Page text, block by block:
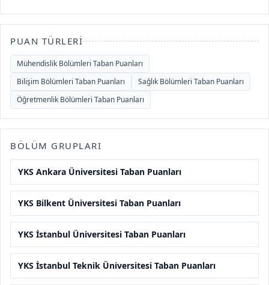
PUAN TÜRLERI
Mühendislik Bölümleri Taban Puanları
Bilişim Bölümleri Taban Puanları
Sağlık Bölümleri Taban Puanları
Öğretmenlik Bölümleri Taban Puanları
BÖLÜM GRUPLARI
YKS Ankara Üniversitesi Taban Puanları
YKS Bilkent Üniversitesi Taban Puanları
YKS İstanbul Üniversitesi Taban Puanları
YKS İstanbul Teknik Üniversitesi Taban Puanları